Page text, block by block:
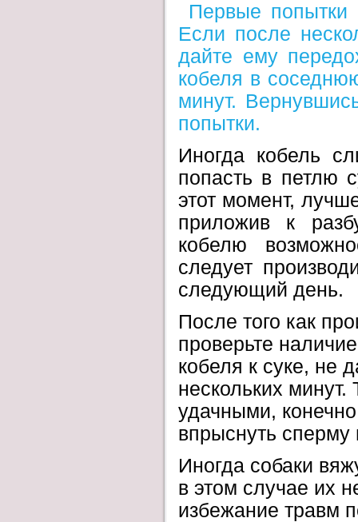
Первые попытки
Если после
дайте ему
кобеля в
минут.
попытки.
Иногда кобель
попасть в петлю
этот момент,
приложив к
кобелю
следует
следующий день.
После того как
проверьте
кобеля к суке, не
нескольких
удачными,
впрыснуть
Иногда собаки
в этом случае их
избежание травм